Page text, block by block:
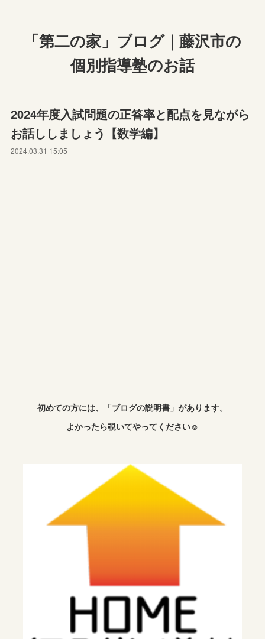
「第二の家」ブログ｜藤沢市の
個別指導塾のお話
2024年度入試問題の正答率と配点を見ながら
お話ししましょう【数学編】
2024.03.31 15:05
初めての方には、「ブログの説明書」があります。
よかったら覗いてやってください☺︎